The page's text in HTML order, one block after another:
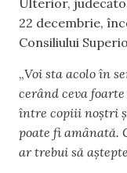
Ulterior,
22 decembrie,
Consiliului
„Voi sta acolo în
cerând ceva
între copiii noștri
poate fi amânată.
ar trebui să aștepte